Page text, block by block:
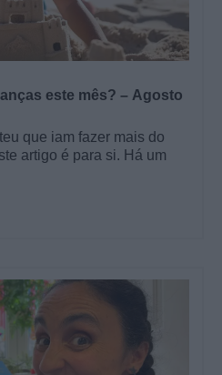
este mês? – Agosto
que iam fazer mais do
artigo é para si. Há um